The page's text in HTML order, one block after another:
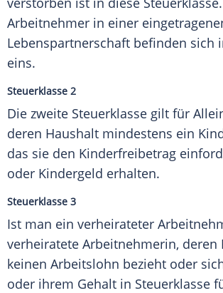
Arbeitnehmer in einer
Lebenspartnerschaft befinden sich
eins.
Steuerklasse 2
Die zweite Steuerklasse gilt für
deren Haushalt mindestens ein
das sie den Kinderfreibetrag
oder Kindergeld erhalten.
Steuerklasse 3
Ist man ein verheirateter
verheiratete Arbeitnehmerin, deren
keinen Arbeitslohn bezieht oder
oder ihrem Gehalt in Steuerklasse